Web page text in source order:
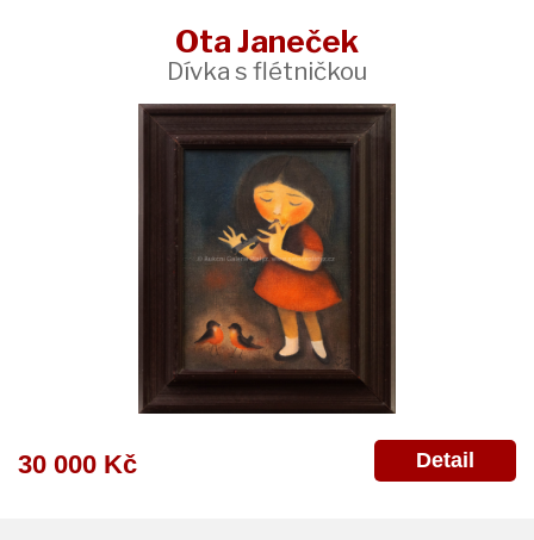
Ota Janeček
Dívka s flétničkou
30 000 Kč Detail